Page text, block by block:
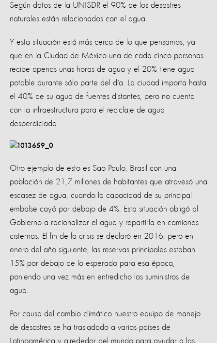
Según datos de la UNISDR el 90% de los desastres
naturales están relacionados con el agua.
Y esta situación está más cerca de lo que pensamos, ya
que en la Ciudad de México una de cada cinco personas
recibe apenas unas horas de agua y el 20% tiene agua
potable durante sólo parte del día. La ciudad importa hasta
el 40% de su agua de fuentes distantes, pero no cuenta
con la infraestructura para el reciclaje de agua
desperdiciada.
Otro ejemplo de esto es Sao Paulo, Brasil con una
población de 21,7 millones de habitantes que atravesó una
escasez de agua, cuando la capacidad de su principal
embalse cayó por debajo de 4%. Esta situación obligó al
Gobierno a racionalizar el agua y repartirla en camiones
cisternas. El fin de la crisis se declaró en 2016, pero en
enero del año siguiente, las reservas principales estaban
15% por debajo de lo esperado para esa época,
poniendo una vez más en entredicho los suministros de
agua.
Por causa del cambio climático nuestro equipo de manejo
de desastres se ha trasladado a varios países de
Latinoamérica y alrededor del mundo para ayudar a las